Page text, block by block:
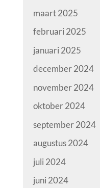
maart 2025
februari 2025
januari 2025
december 2024
november 2024
oktober 2024
september 2024
augustus 2024
juli 2024
juni 2024